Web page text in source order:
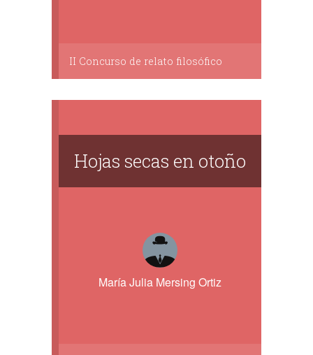
II Concurso de relato filosófico
Hojas secas en otoño
María Julia Mersing Ortiz